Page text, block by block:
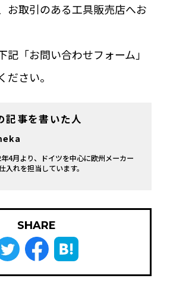
お取引のある工具販売店へお
記「お問い合わせフォーム」
ださい。
記事を書いた人
4月より、ドイツを中心に欧州メーカー
入れを担当しています。
SHARE